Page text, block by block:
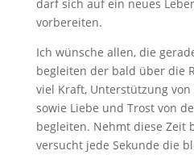
darf sich auf ein neues
vorbereiten.
Ich wünsche allen, die
begleiten der bald über die
viel Kraft, Unterstützung
sowie Liebe und Trost von
begleiten. Nehmt diese Zeit
versucht jede Sekunde die